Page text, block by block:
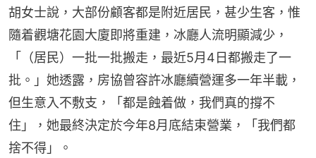
胡女士說，大部份顧客都是附近居民，甚少生客，惟
隨着觀塘花園大廈即將重建，冰廳人流明顯減少，
「（居民）一批一批搬走，最近5月4日都搬走了一
批。」她透露，房協曾容許冰廳續營運多一年半載，
但生意入不敷支，「都是蝕着做，我們真的撐不
住」，她最終決定於今年8月底結束營業，「我們都
捨不得」。